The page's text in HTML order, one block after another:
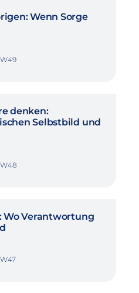
Wenn Sorge
denken:
Selbstbild und
Verantwortung